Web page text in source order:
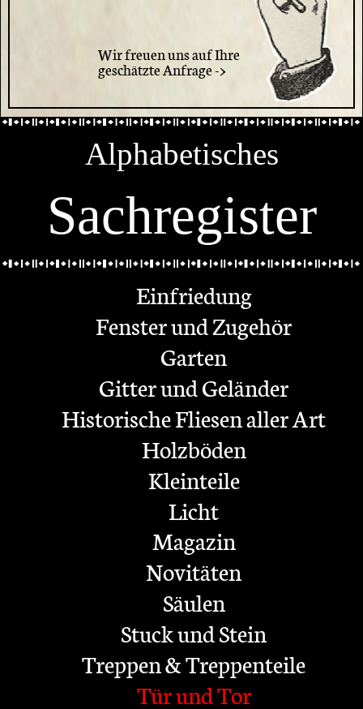
Wir freuen uns auf Ihre
geschätzte Anfrage ->
Alphabetisches
Sachregister
Einfriedung
Fenster und Zugehör
Garten
Gitter und Geländer
Historische Fliesen aller Art
Holzböden
Kleinteile
Licht
Magazin
Novitäten
Säulen
Stuck und Stein
Treppen & Treppenteile
Tür und Tor